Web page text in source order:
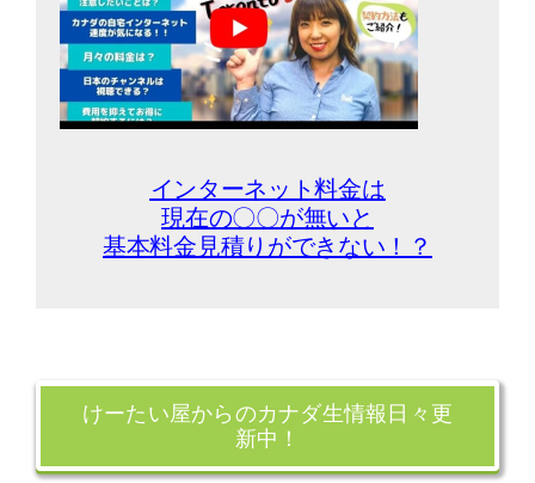
インターネット料金は
現在の〇〇が無いと
基本料金見積りができない！？
けーたい屋からのカナダ生情報日々更
新中！